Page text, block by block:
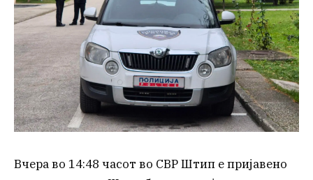
Вчера во 14:48 часот во СВР Штип е пријавено